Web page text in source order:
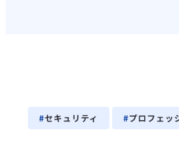
セキュリティ プロフェッ